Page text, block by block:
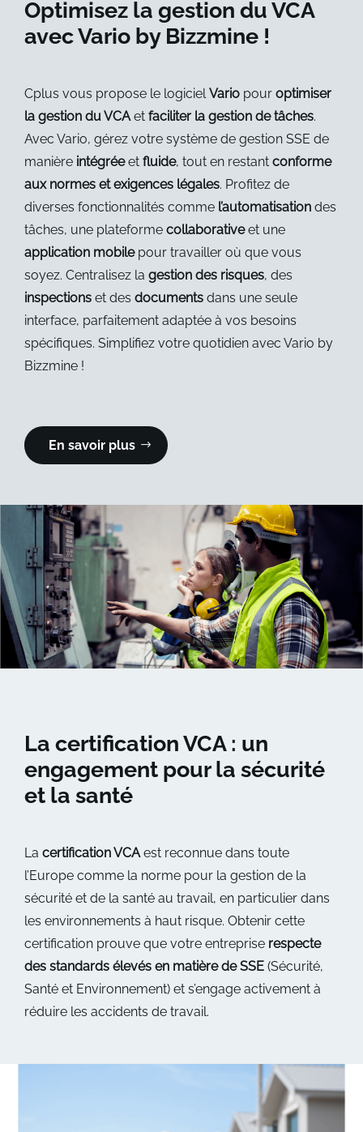
Optimisez la gestion du VCA
avec Vario by Bizzmine !
Cplus vous propose le logicielVario pour optimiser
la gestion du VCAet faciliter la gestion de tâches.
Avec Vario, gérez votre système de gestion SSE de
manière intégréeet fluide, tout en restant conforme
aux normes et exigences légales. Profitez de
diverses fonctionnalités comme l’automatisation des
tâches, une plateforme collaborativeet une
application mobile pour travailler où que vous
soyez. Centralisez la gestion des risques, des
inspections et des documents dans une seule
interface, parfaitement adaptée à vos besoins
spécifiques. Simplifiez votre quotidien avec Vario by
Bizzmine !
En savoir plus
La certification VCA : un
engagement pour la sécurité
et la santé
La certification VCAest reconnue dans toute
l’Europe comme la norme pour la gestion de la
sécurité et de la santé au travail, en particulier dans
les environnements à haut risque. Obtenir cette
certification prouve que votre entreprise respecte
des standards élevés en matière de SSE (Sécurité,
Santé et Environnement) et s’engage activement à
réduire les accidents de travail.